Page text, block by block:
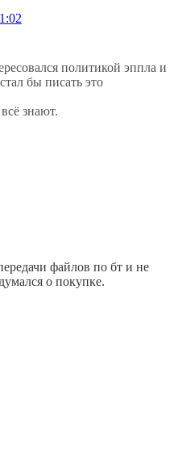
политикой эппла и
бы писать это
знают.
файлов по бт и не
о покупке.